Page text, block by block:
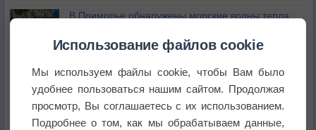
В Приморье обнаружены морские волны тепла
бабочек
Погода в Екатеринбурге 6 августа
Использование файлов cookie
Мы используем файлы cookie, чтобы Вам было
удобнее пользоваться нашим сайтом. Продолжая
просмотр, Вы соглашаетесь с их использованием.
Подробнее о том, как мы обрабатываем данные,